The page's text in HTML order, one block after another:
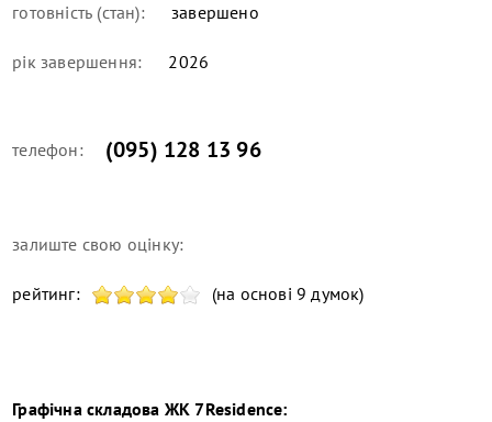
готовність (стан): завершено
рік завершення: 2026
телефон: (095) 128 13 96
залиште свою оцінку:
рейтинг: (на основі 9 думок)
Графічна складова ЖК 7Residence: